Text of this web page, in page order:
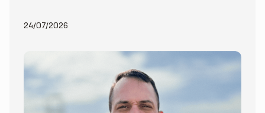
24/07/2026